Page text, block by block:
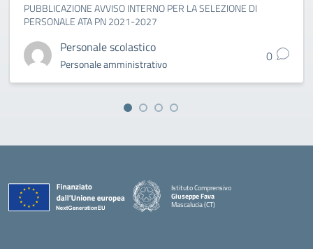
PUBBLICAZIONE AVVISO INTERNO PER LA SELEZIONE DI
PERSONALE ATA PN 2021-2027
Personale scolastico
Personale amministrativo 0
Istituto Comprensivo
Giuseppe Fava
Mascalucia (CT)